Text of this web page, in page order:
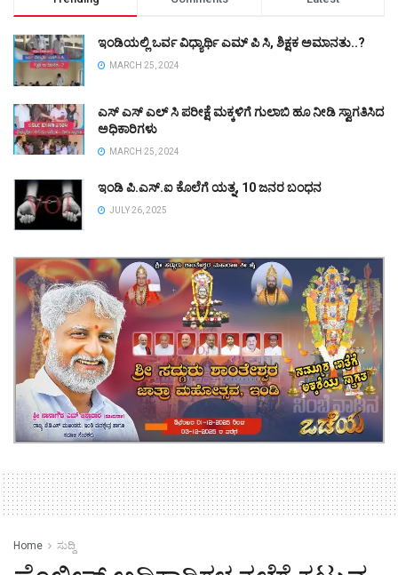
ಇಂಡಿಯಲ್ಲಿ ಒರ್ವ ವಿಧ್ಯಾರ್ಥಿ ಎಮ್ ಪಿ ಸಿ, ಶಿಕ್ಷಕ ಅಮಾನತು..?
MARCH 25, 2024
ಎಸ್ ಎಸ್ ಎಲ್ ಸಿ ಪರೀಕ್ಷೆ ಮಕ್ಕಳಿಗೆ ಗುಲಾಬಿ ಹೂ ನೀಡಿ ಸ್ವಾಗತಿಸಿದ
ಅಧಿಕಾರಿಗಳು
MARCH 25, 2024
ಇಂಡಿ ಪಿ.ಎಸ್.ಐ ಕೊಲೆಗೆ ಯತ್ನ, 10 ಜನರ ಬಂಧನ
JULY 26, 2025
Home ಸುದ್ದಿ